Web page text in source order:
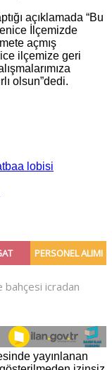
açıklamada “Bu
İlçemizde
açmış
ilçemize geri
olsun”dedi.
lobisi
yayınlanan